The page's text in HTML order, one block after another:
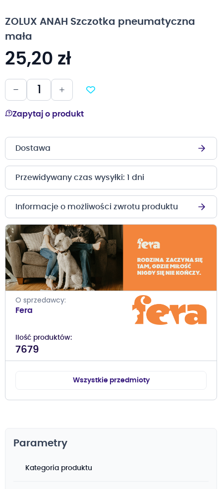
galerii
ZOLUX ANAH Szczotka pneumatyczna
mała
25,20 zł
Zapytaj o produkt
Dostawa
Przewidywany czas wysyłki: 1 dni
Informacje o możliwości zwrotu produktu
O sprzedawcy
Fera
Ilość produktów
7679
Wszystkie przedmioty
Parametry
Kategoria produktu